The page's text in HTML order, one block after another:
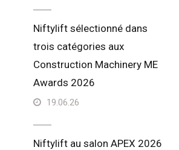
Niftylift sélectionné dans
trois catégories aux
Construction Machinery ME
Awards 2026
19.06.26
Niftylift au salon APEX 2026